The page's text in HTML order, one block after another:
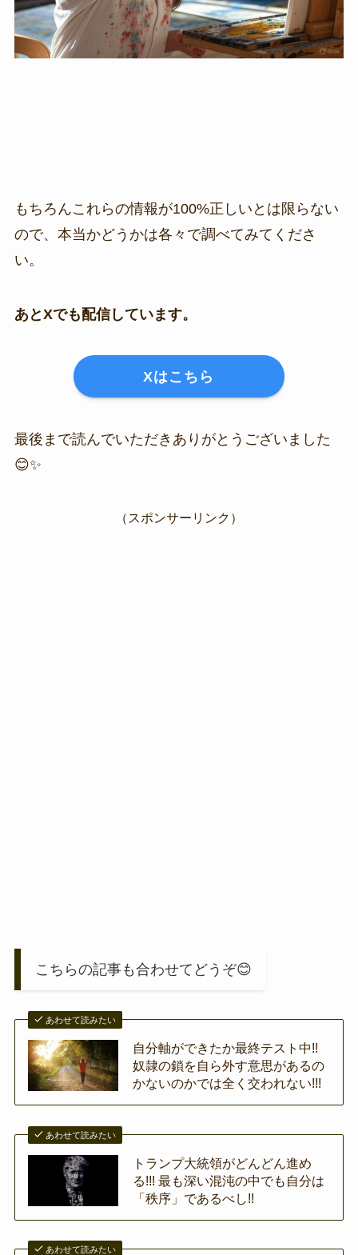
もちろんこれらの情報が100%正しいとは限らない
ので、本当かどうかは各々で調べてみてくださ
い。
あとXでも配信しています。
Xはこちら
最後まで読んでいただきありがとうございました
😊✨
（スポンサーリンク）
こちらの記事も合わせてどうぞ😊
あわせて読みたい
自分軸ができたか最終テスト中!!
奴隷の鎖を自ら外す意思があるの
かないのかでは全く交われない!!!
あわせて読みたい
トランプ大統領がどんどん進め
る!!! 最も深い混沌の中でも自分は
「秩序」であるべし!!
あわせて読みたい